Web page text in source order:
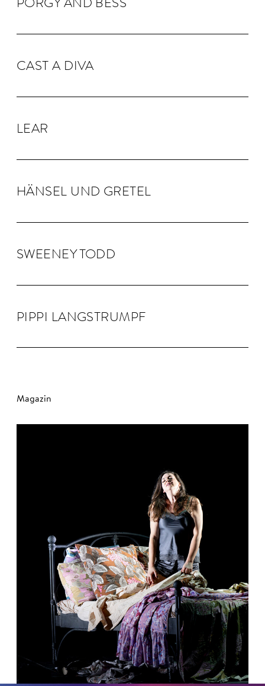
CAST A DIVA
LEAR
HÄNSEL UND GRE­TEL
SWEENEY TODD
PIPPI LANG­STRUMPF
Magazin